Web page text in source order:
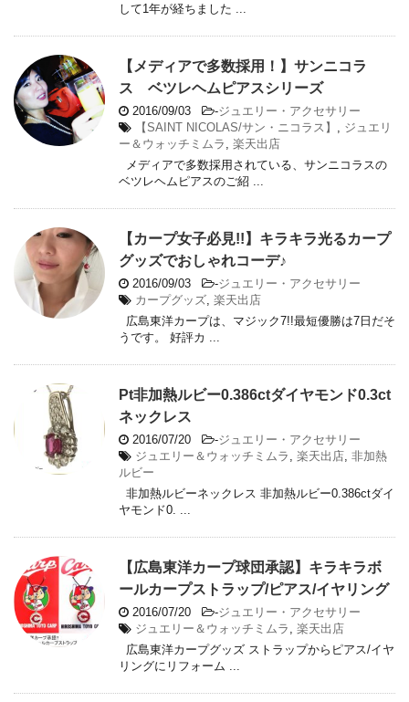
して1年が経ちました ...
【メディアで多数採用！】サンニコラ
ス ベツレヘムピアスシリーズ
2016/09/03 -ジュエリー・アクセサリー
【SAINT NICOLAS/サン・ニコラス】
ジュエリ
ー＆ウォッチミムラ
楽天出店
メディアで多数採用されている、サンニコラスの
ベツレヘムピアスのご紹 ...
【カープ女子必見!!】キラキラ光るカープ
グッズでおしゃれコーデ♪
2016/09/03 -ジュエリー・アクセサリー
カープグッズ 楽天出店
広島東洋カープは、マジック7!!最短優勝は7日だそ
うです。 好評カ ...
Pt非加熱ルビー0.386ctダイヤモンド0.3ct
ネックレス
2016/07/20 -ジュエリー・アクセサリー
ジュエリー＆ウォッチミムラ
楽天出店 非加熱
ルビー
非加熱ルビーネックレス 非加熱ルビー0.386ctダイ
ヤモンド0. ...
【広島東洋カープ球団承認】キラキラボ
ールカープストラップ/ピアス/イヤリング
2016/07/20 -ジュエリー・アクセサリー
ジュエリー＆ウォッチミムラ
楽天出店
広島東洋カープグッズ ストラップからピアス/イヤ
リングにリフォーム ...